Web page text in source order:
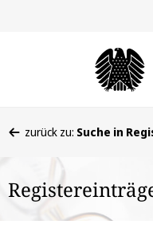
befinden
hier:
zurück zu: Suche in